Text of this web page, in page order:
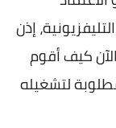
إذن
كيف أقوم
لتشغيله